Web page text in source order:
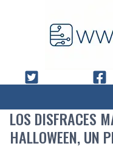
LOS DISFRACES
HALLOWEEN, UN